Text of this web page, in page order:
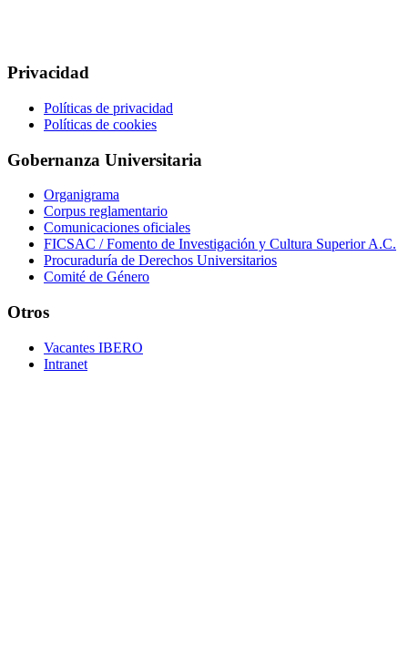
Privacidad
Políticas de privacidad
Políticas de cookies
Gobernanza Universitaria
Organigrama
Corpus reglamentario
Comunicaciones oficiales
FICSAC / Fomento de Investigación y Cultura Superior A.C.
Procuraduría de Derechos Universitarios
Comité de Género
Otros
Vacantes IBERO
Intranet